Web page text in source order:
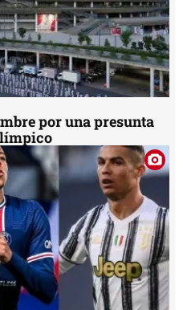
por una presunta